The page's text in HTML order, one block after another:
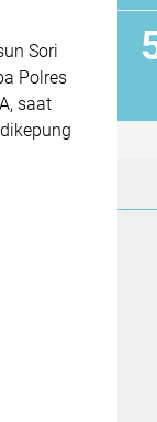
Sori
Polres
saat